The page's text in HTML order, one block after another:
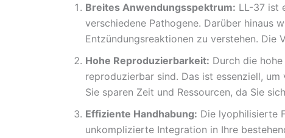
Breites Anwendungsspektrum: LL-37 ist
verschiedene Pathogene. Darüber hinaus
Entzündungsreaktionen zu verstehen. Die
Hohe Reproduzierbarkeit: Durch die
reproduzierbar sind. Das ist essenziell,
Sie sparen Zeit und Ressourcen, da Sie
Effiziente Handhabung: Die lyophilisierte
unkomplizierte Integration in Ihre